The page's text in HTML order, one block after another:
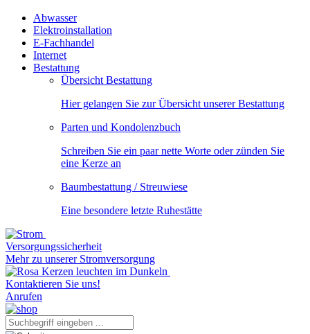
Abwasser
Elektroinstallation
E-Fachhandel
Internet
Bestattung
Übersicht Bestattung
Hier gelangen Sie zur Übersicht unserer Bestattung
Parten und Kondolenzbuch
Schreiben Sie ein paar nette Worte oder zünden Sie
eine Kerze an
Baumbestattung / Streuwiese
Eine besondere letzte Ruhestätte
Versorgungssicherheit
Mehr zu unserer Stromversorgung
Kontaktieren Sie uns!
Anrufen